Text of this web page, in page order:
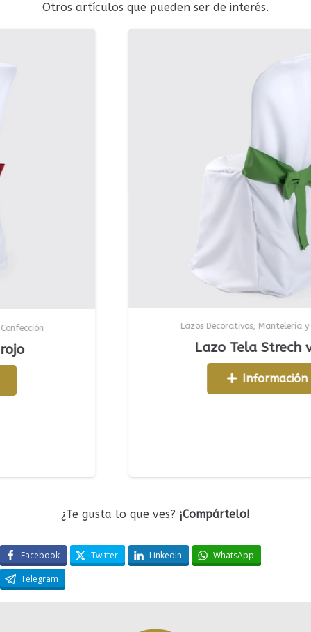
Otros artículos que pueden ser de interés.
Lazos Decorativos,Mantelería y
Lazo Tela Strech verde
Información
¿Te gusta lo que ves? ¡Compártelo!
Facebook Twitter LinkedIn
WhatsApp
Telegram